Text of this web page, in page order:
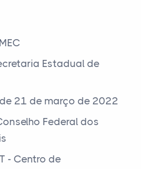
Estadual de
de 21 de março de 2022
Federal dos
- Centro de